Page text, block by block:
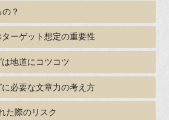
？
ーゲット想定の重要性
地道にコツコツ
必要な文章力の考え方
た際のリスク